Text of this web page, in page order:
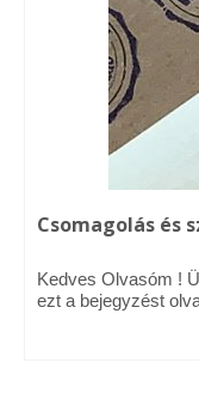
Vásárok,
A termékek
Ellynor
Általános
Csomagolás és
Kedves Olvasóm !
ezt a bejegyzést